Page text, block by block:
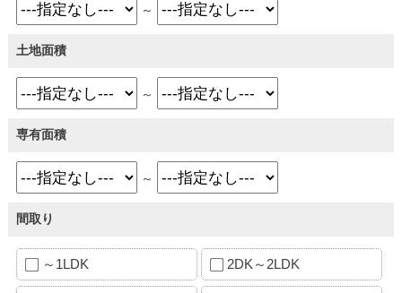
～
土地面積
～
専有面積
～
間取り
～1LDK 2DK～2LDK